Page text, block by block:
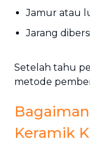
Jamur atau
Jarang
Setelah tahu
metode
Keramik